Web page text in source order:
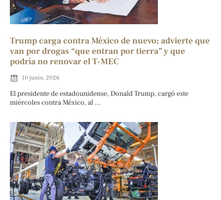
Trump carga contra México de nuevo; advierte que
van por drogas “que entran por tierra” y que
podría no renovar el T-MEC
10 junio, 2026
El presidente de estadounidense, Donald Trump, cargó este
miércoles contra México, al ...